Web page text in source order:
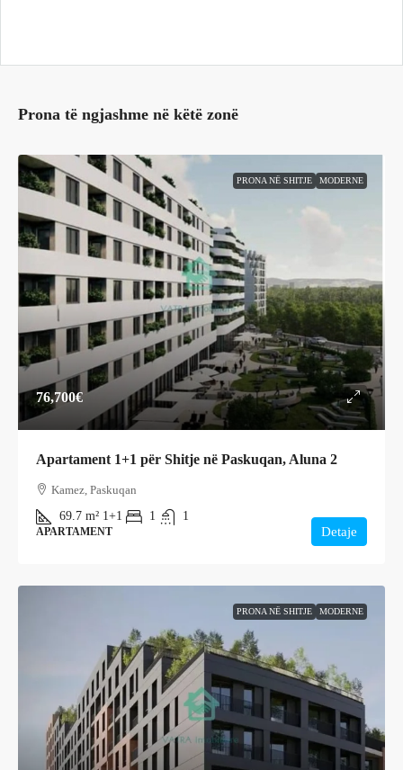
Prona të ngjashme në këtë zonë
PRONA NË SHITJE MODERNE
76,700€
Apartament 1+1 për Shitje në Paskuqan, Aluna 2
Kamez, Paskuqan
69.7 m² 1+1 1 1
APARTAMENT Detaje
PRONA NË SHITJE MODERNE